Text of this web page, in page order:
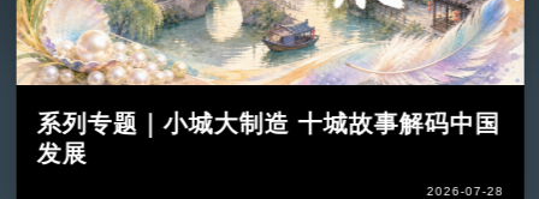
系列专题｜小城大制造 十城故事解码中国
发展
2026-07-28